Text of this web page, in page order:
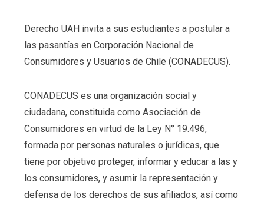
Derecho UAH invita a sus estudiantes a postular a
las pasantías en Corporación Nacional de
Consumidores y Usuarios de Chile (CONADECUS).
CONADECUS es una organización social y
ciudadana, constituida como Asociación de
Consumidores en virtud de la Ley N° 19.496,
formada por personas naturales o jurídicas, que
tiene por objetivo proteger, informar y educar a las y
los consumidores, y asumir la representación y
defensa de los derechos de sus afiliados, así como